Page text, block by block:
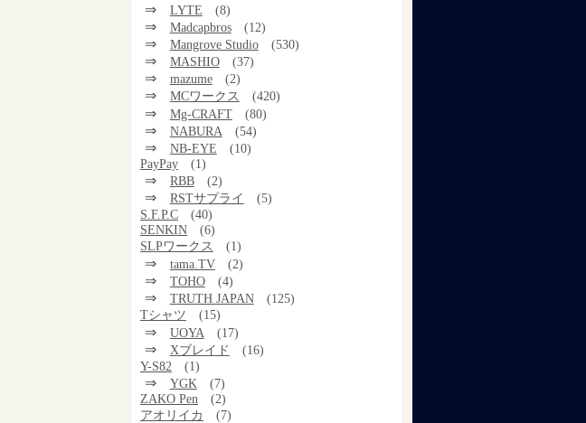
⇒ LYTE (8)
⇒ Madcapbros (12)
⇒ Mangrove Studio (530)
⇒ MASHIO (37)
⇒ mazume (2)
⇒ MCワークス (420)
⇒ Mg-CRAFT (80)
⇒ NABURA (54)
⇒ NB-EYE
(10)
PayPay
(1)
⇒ RBB (2)
⇒ RSTサプライ
(5)
S.F.P.C
(40)
SENKIN
(6)
SLPワークス
(1)
⇒ tama.TV (2)
⇒ TOHO (4)
⇒ TRUTH JAPAN
(125)
Tシャツ
(15)
⇒ UOYA (17)
⇒ Xブレイド
(16)
Y-S82
(1)
⇒ YGK
(7)
ZAKO Pen
(2)
アオリイカ
(7)